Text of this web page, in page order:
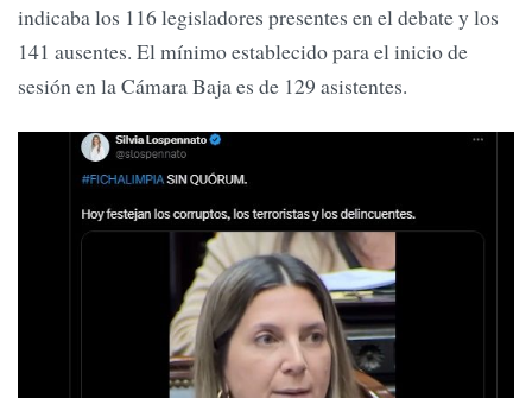
indicaba los 116 legisladores presentes en el debate y los
141 ausentes. El mínimo establecido para el inicio de
sesión en la Cámara Baja es de 129 asistentes.